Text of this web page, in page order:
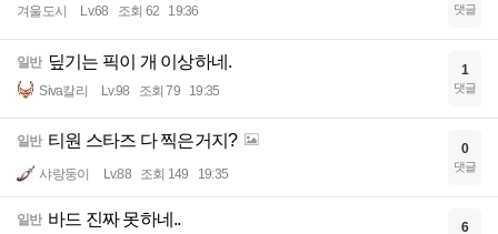
겨울도시 Lv.68 조회 62 19:36 댓글
일반 딮기는 픽이 개 이상하네.
Siva칼리 Lv.98 조회 79 19:35
1
댓글
일반 티원 스타즈 다 찍은거지?
샤랑둥이 Lv.88 조회 149 19:35
0
댓글
일반 바드 진짜 못하네.. 6